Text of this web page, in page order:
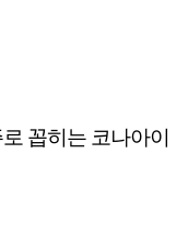
꼽히는 코나아이